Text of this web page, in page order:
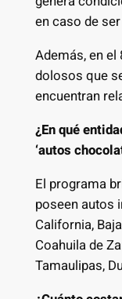
en caso de
Además, en
dolosos que
encuentran
¿En qué
‘autos
El programa
poseen autos
California,
Coahuila de
Tamaulipas,